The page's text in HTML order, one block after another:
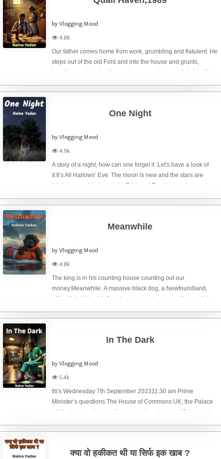
by Vlogging Mood
4.8k
Our father comes home from work, grumbling and flatulent. He
steps out of the old Ford and into the house and grunts,
brushing past my brother and me as we try to grab hold of his
around, pic
One Night
by Vlogging Mood
4.9k
A story of a night, how can one forget it .Let's have a look of
it.It’s All Hallows’ Eve. The moon is new and the stars are
bright on a cold clear night. Trick and Treaters are long asleep
Meanwhile
by Vlogging Mood
4.8k
The king is in his counting house counting out our
money.Meanwhile. A massive black dog, a Newfoundland,
with a faded black inflated car inner-tube around his neck is
his destiny. He senses th
In The Dark
by Vlogging Mood
5.4k
Its's Wednesday 7th September 202311:30 am Prime
Minister’s questions The House of Commons UK, the Palace
of Westminster, LondonIts a story of a girl named Sylvia and
enough in the void
क्या वो हकीकत थी या सिर्फ इक खाब ?